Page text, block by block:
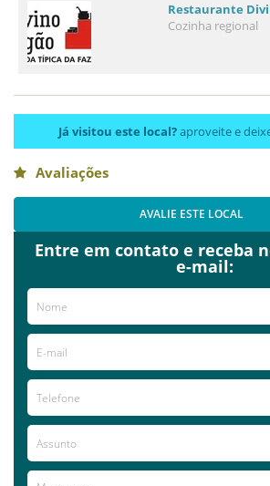
Restaurante
Cozinha regional
Já visitou este local?aproveite e
Avaliações
AVALIE ESTE LOCAL
Entre em contato e receba
e-mail: